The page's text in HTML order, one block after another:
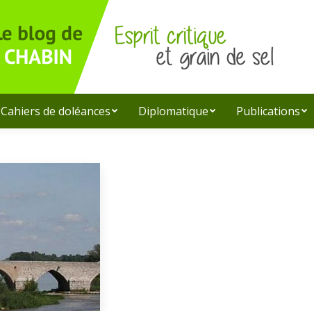
Cahiers de doléances Diplomatique Publications